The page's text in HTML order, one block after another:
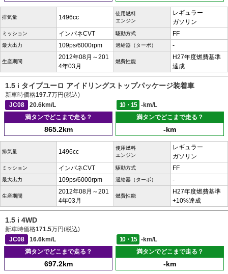
排気量 1496cc
使用燃料
エンジン
レギュラー
ガソリン
ミッション インパネCVT 駆動方式 FF
最大出力 109ps/6000rpm 過給器（ターボ） -
生産期間
2012年08月～201
4年03月
燃費性能
H27年度燃費基準
達成
1.5 i タイプユーロ アイドリングストップパッケージ装着車
新車時価格197.7万円(税込)
JC08
20.6km/L 10・15
-km/L
満タンでどこまで走る？
865.2km
満タンでどこまで走る？
-km
排気量 1496cc
使用燃料
エンジン
レギュラー
ガソリン
ミッション インパネCVT 駆動方式 FF
最大出力 109ps/6000rpm 過給器（ターボ） -
生産期間
2012年08月～201
4年03月
燃費性能
H27年度燃費基準
+10%達成
1.5 i 4WD
新車時価格171.5万円(税込)
JC08
16.6km/L 10・15
-km/L
満タンでどこまで走る？
697.2km
満タンでどこまで走る？
-km